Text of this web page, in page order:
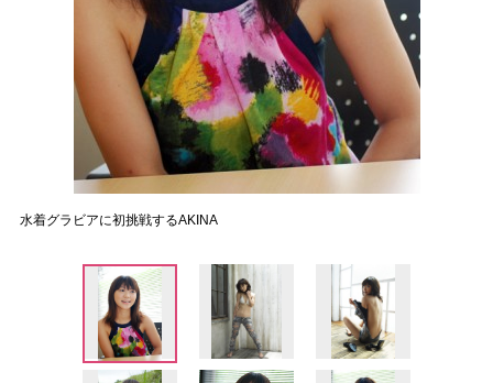
水着グラビアに初挑戦するAKINA